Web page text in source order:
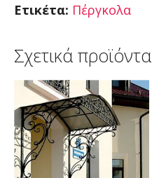
Ετικέτα: Πέργκολα
Σχετικά προϊόντα